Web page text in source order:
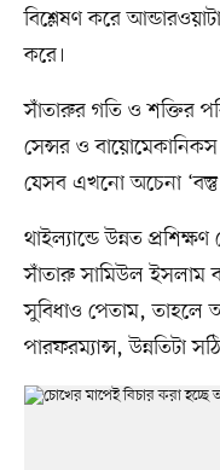
বিশ্লেষণ করে
করে।
সাঁতারুর গতি ও শক্তির
সেন্সর ও
যেসব এখনো অচেনা
থাইল্যান্ডে উন্নত
সাঁতারু সামিউল ইসলাম
সুবিধাও পেতাম,
পারফরম্যান্স, উন্নতিটা